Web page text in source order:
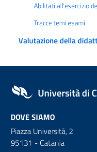
Abilitati all'esercizio
Tracce temi esami
Valutazione della
Università di
DOVE SIAMO
Piazza Università, 2
95131 - Catania